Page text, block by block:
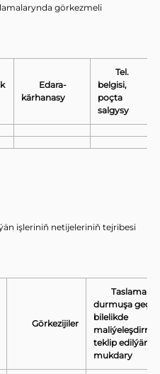
görkezmeli
Edara-
kärhanasy
Tel.
belgisi,
poçta
salgysy
işleriniň netijeleriniň tejribesi
Görkezijiler
durmuşa
bilelikde
teklip edilýän
mukdary